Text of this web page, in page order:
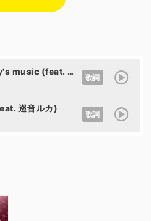
(feat. 巡音ルカ)
歌詞
巡音ルカ)
歌詞